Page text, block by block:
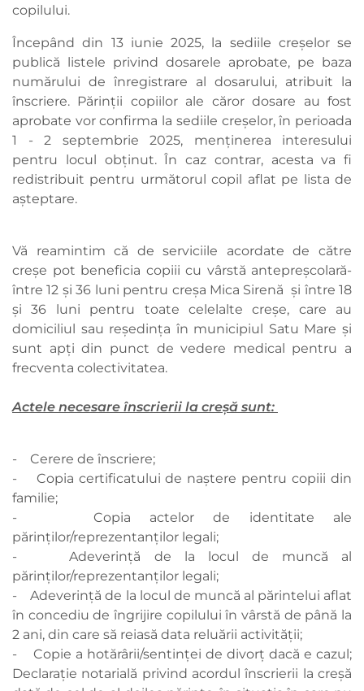
copilului.
Începând din 13 iunie 2025, la sediile creșelor se
publică listele privind dosarele aprobate, pe baza
numărului de înregistrare al dosarului, atribuit la
înscriere. Părinții copiilor ale căror dosare au fost
aprobate vor confirma la sediile creşelor, în perioada
1 - 2 septembrie 2025, menținerea interesului
pentru locul obținut. În caz contrar, acesta va fi
redistribuit pentru următorul copil aflat pe lista de
așteptare.
Vă reamintim că de serviciile acordate de către
creșe pot beneficia copiii cu vârstă antepreșcolară-
între 12 și 36 luni pentru creșa Mica Sirenă și între 18
și 36 luni pentru toate celelalte creșe, care au
domiciliul sau reședința în municipiul Satu Mare și
sunt apți din punct de vedere medical pentru a
frecventa colectivitatea.
Actele necesare înscrierii la creșă sunt:
- Cerere de înscriere;
- Copia certificatului de naştere pentru copiii din
familie;
- Copia actelor de identitate ale
părinţilor/reprezentanţilor legali;
- Adeverinţă de la locul de muncă al
părinţilor/reprezentanţilor legali;
- Adeverinţă de la locul de muncă al părintelui aflat
în concediu de îngrijire copilului în vârstă de până la
2 ani, din care să reiasă data reluării activităţii;
- Copie a hotărârii/sentinţei de divorţ dacă e cazul;
Declarație notarială privind acordul înscrierii la creșă